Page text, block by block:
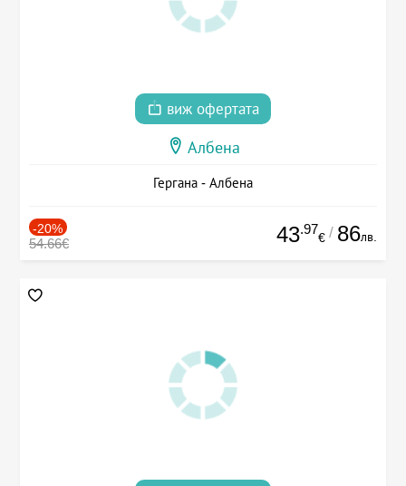
виж офертата
Албена
Гергана - Албена
-20%
54.66€ 43.97
€ / 86лв.